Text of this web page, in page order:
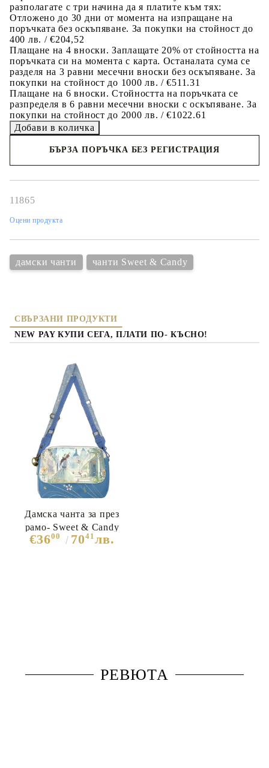
разполагате с три начина да я платите към тях:
Отложено до 30 дни от момента на изпращане на
поръчката без оскъпяване. За покупки на стойност до
400 лв. / €204,52
Плащане на 4 вноски. Заплащате 20% от стойността на
поръчката си на момента с карта. Останалата сума се
разделя на 3 равни месечни вноски без оскъпяване. За
покупки на стойност до 1000 лв. / €511.31
Плащане на 6 вноски. Стойността на поръчката се
разпределя в 6 равни месечни вноски с оскъпяване. За
покупки на стойност до 2000 лв. / €1022.61
БЪРЗА ПОРЪЧКА БЕЗ РЕГИСТРАЦИЯ
Съгласен съм сполитиката за личните данни
11865
Оцени продукта
дамски чанти чанти Sweet & Candy
СВЪРЗАНИ ПРОДУКТИ
NEW PAY КУПИ СЕГА, ПЛАТИ ПО- КЪСНО!
Дамска чанта за през
рамо- Sweet & Candy
Blue 11863
€3600 7041 лв.
РЕВЮТА